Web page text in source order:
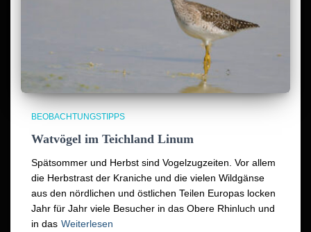
BEOBACHTUNGSTIPPS
Watvögel im Teichland Linum
Spätsommer und Herbst sind Vogelzugzeiten. Vor allem
die Herbstrast der Kraniche und die vielen Wildgänse
aus den nördlichen und östlichen Teilen Europas locken
Jahr für Jahr viele Besucher in das Obere Rhinluch und
in das Weiterlesen